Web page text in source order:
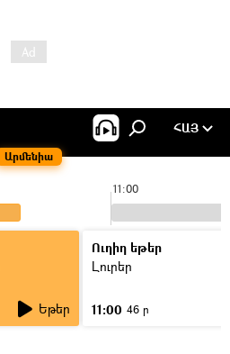
Արմենիա
ՀԱՅ
11:00
Եթեր
Ուղիղ եթեր
Լուրեր
11:00 46 ր